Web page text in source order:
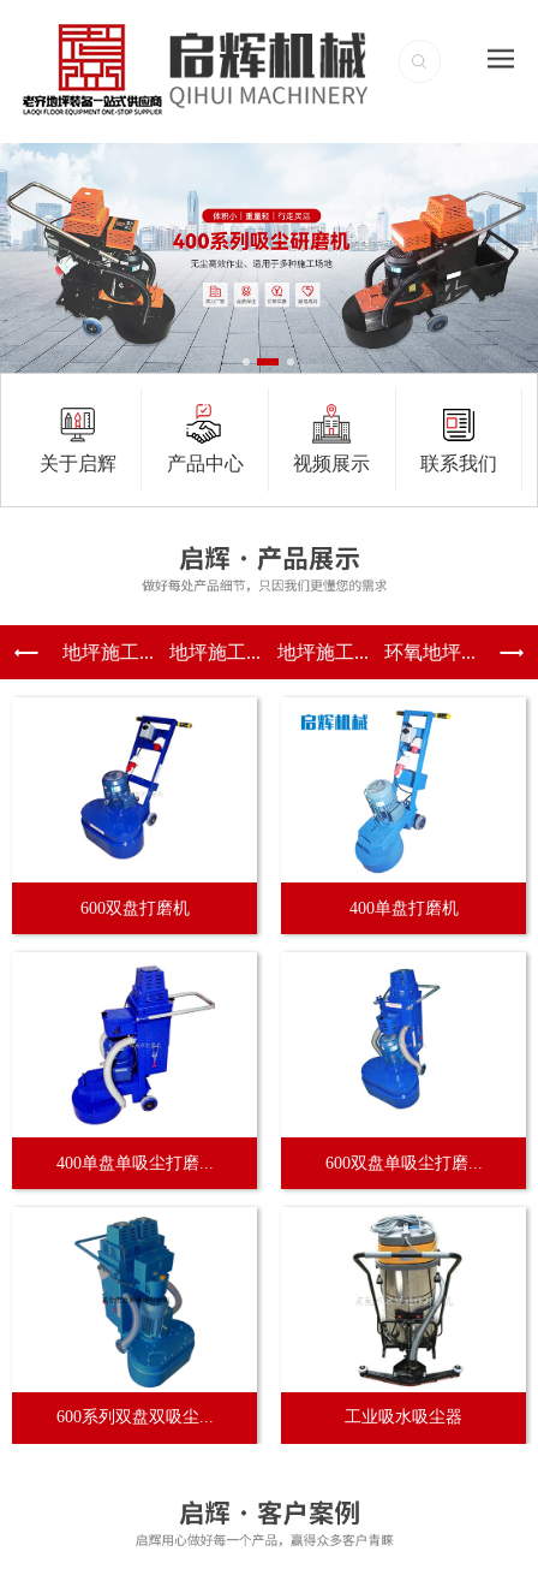
关于启辉 产品中心 视频展示 联系我们
地坪施工... 地坪施工... 地坪施工... 环氧地坪...
600双盘打磨机 400单盘打磨机
400单盘单吸尘打磨... 600双盘单吸尘打磨...
600系列双盘双吸尘... 工业吸水吸尘器